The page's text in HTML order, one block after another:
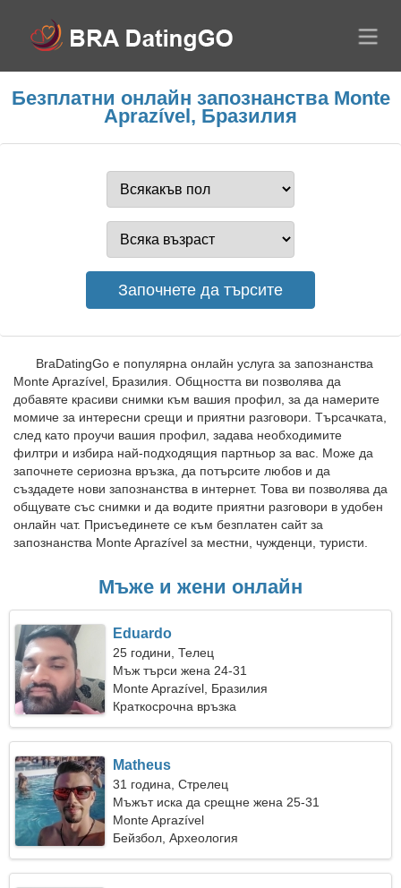
Безплатни онлайн запознанства Monte
Aprazível, Бразилия
BraDatingGo е популярна онлайн услуга за запознанства
Monte Aprazível, Бразилия. Общността ви позволява да
добавяте красиви снимки към вашия профил, за да намерите
момиче за интересни срещи и приятни разговори. Търсачката,
след като проучи вашия профил, задава необходимите
филтри и избира най-подходящия партньор за вас. Може да
започнете сериозна връзка, да потърсите любов и да
създадете нови запознанства в интернет. Това ви позволява да
общувате със снимки и да водите приятни разговори в удобен
онлайн чат. Присъединете се към безплатен сайт за
запознанства Monte Aprazível за местни, чужденци, туристи.
Мъже и жени онлайн
Eduardo
25 години, Телец
Мъж търси жена 24-31
Monte Aprazível, Бразилия
Краткосрочна връзка
Matheus
31 година, Стрелец
Мъжът иска да срещне жена 25-31
Monte Aprazível
Бейзбол, Археология